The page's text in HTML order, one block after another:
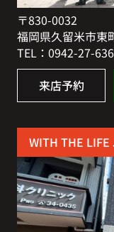
〒830-0032
福岡県久留米市東
TEL：0942-27-
来店予約
WITH THE